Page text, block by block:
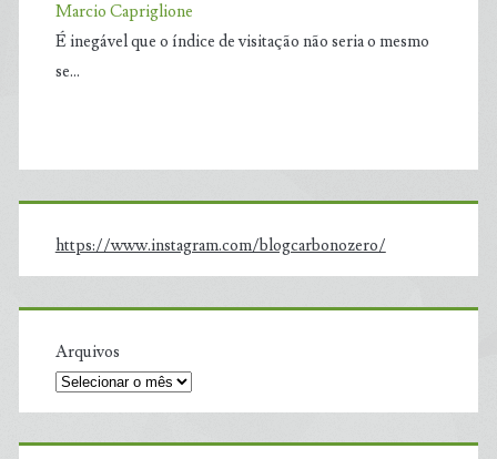
Marcio Capriglione
É inegável que o índice de visitação não seria o mesmo
se…
https://www.instagram.com/blogcarbonozero/
Arquivos